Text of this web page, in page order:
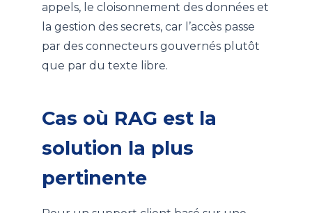
appels, le cloisonnement des données et
la gestion des secrets, car l’accès passe
par des connecteurs gouvernés plutôt
que par du texte libre.
Cas où RAG est la
solution la plus
pertinente